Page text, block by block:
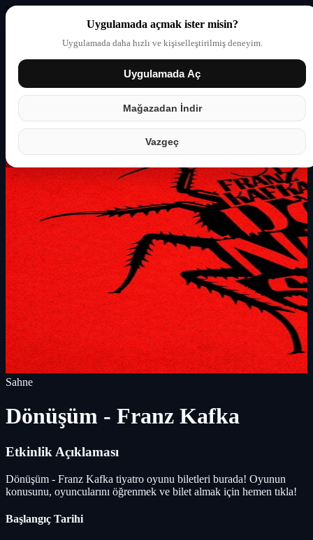
Uygulamada açmak ister misin?
Uygulamada daha hızlı ve kişiselleştirilmiş deneyim.
Uygulamada Aç
Mağazadan İndir
Vazgeç
Giriş yap Partner
Sahne
Dönüşüm - Franz Kafka
Etkinlik Açıklaması
Dönüşüm - Franz Kafka tiyatro oyunu biletleri burada! Oyunun
konusunu, oyuncularını öğrenmek ve bilet almak için hemen tıkla!
Başlangıç Tarihi